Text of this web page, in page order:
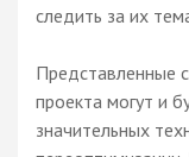
следить за их
Представленные
проекта могут и
значительных